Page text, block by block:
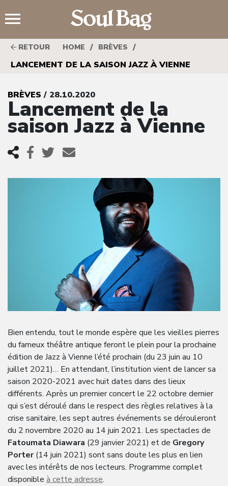
RETOUR HOME / BRÈVES /
LANCEMENT DE LA SAISON JAZZ À VIENNE
BRÈVES / 28.10.2020
Lancement de la
saison Jazz à Vienne
Bien entendu, tout le monde espère que les vieilles pierres
du fameux théâtre antique feront le plein pour la prochaine
édition de Jazz à Vienne l’été prochain (du 23 juin au 10
juillet 2021)… En attendant, l’institution vient de lancer sa
saison 2020-2021 avec huit dates dans des lieux
différents. Après un premier concert le 22 octobre dernier
qui s’est déroulé dans le respect des règles relatives à la
crise sanitaire, les sept autres événements se dérouleront
du 2 novembre 2020 au 14 juin 2021. Les spectacles de
Fatoumata Diawara (29 janvier 2021) et de Gregory
Porter(14 juin 2021) sont sans doute les plus en lien
avec les intérêts de nos lecteurs. Programme complet
disponible à cette adresse.